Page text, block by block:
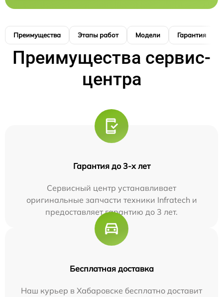
Преимущества Этапы работ Модели Гарантия
Преимущества сервис-
центра
Гарантия до 3-х лет
Сервисный центр устанавливает
оригинальные запчасти техники Infratech и
предоставляет гарантию до 3 лет.
Бесплатная доставка
Наш курьер в Хабаровске бесплатно доставит